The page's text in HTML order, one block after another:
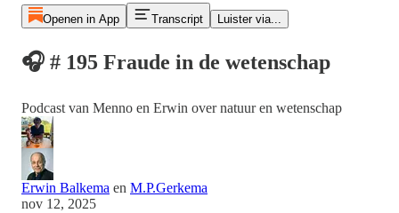
Openen in App Transcript Luister via...
🎧 # 195 Fraude in de wetenschap
Podcast van Menno en Erwin over natuur en wetenschap
Erwin Balkema en M.P.Gerkema
nov 12, 2025